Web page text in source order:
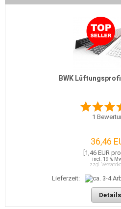
BWK
1
36,46
[1,46 EUR
incl. 19 %
zzgl.
Lieferzeit:
Details